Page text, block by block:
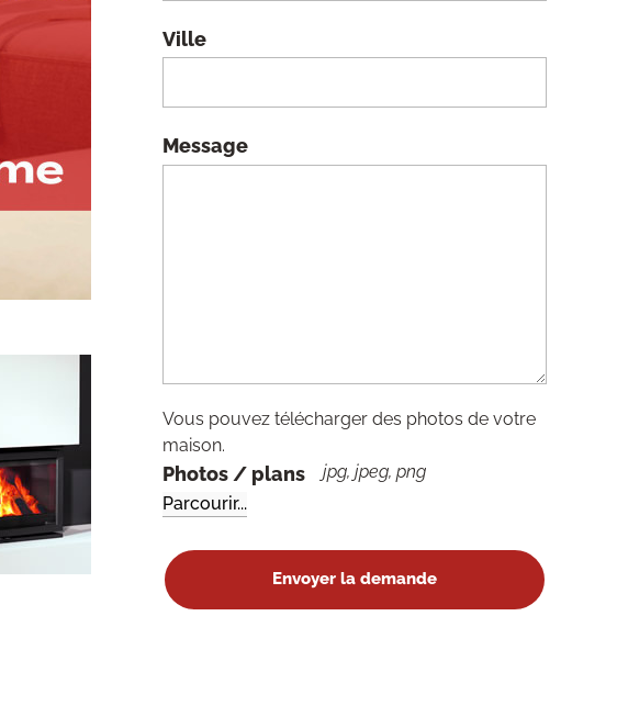
Ville
Message
Vous pouvez télécharger des photos de votre
maison.
Photos / plans jpg, jpeg, png